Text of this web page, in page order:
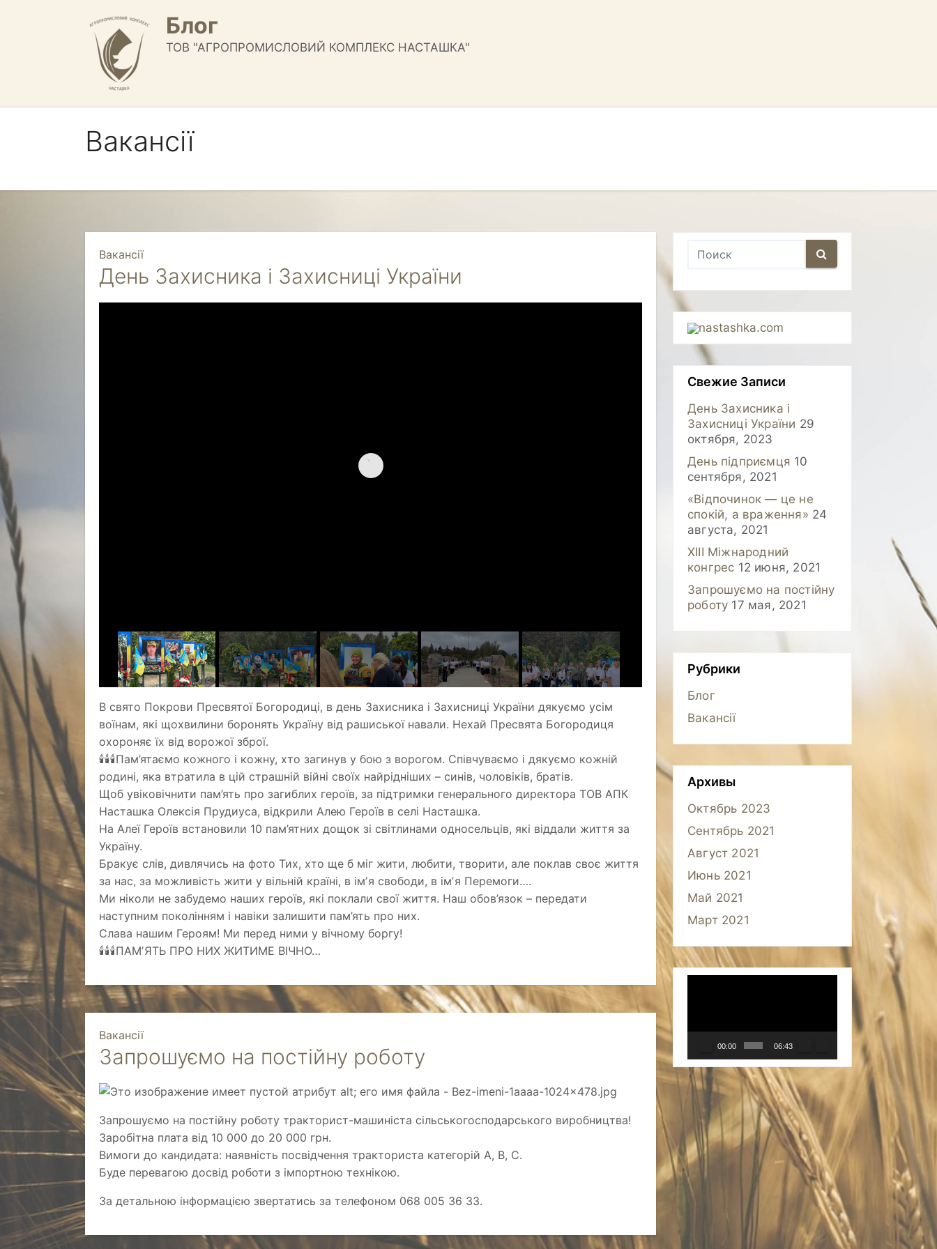
Блог
ТОВ "АГРОПРОМИСЛОВИЙ КОМПЛЕКС НАСТАШКА"
Вакансії
Вакансії
День Захисника і Захисниці України
В свято Покрови Пресвятої Богородиці, в день Захисника і Захисниці України дякуємо усім
воїнам, які щохвилини боронять Україну від рашиської навали. Нехай Пресвята Богородиця
охороняє їх від ворожої зброї.
🕯️🕯️🕯️Пам’ятаємо кожного і кожну, хто загинув у бою з ворогом. Співчуваємо і дякуємо кожній
родині, яка втратила в цій страшній війні своїх найрідніших – синів, чоловіків, братів.
Щоб увіковічнити пам’ять про загиблих героїв, за підтримки генерального директора ТОВ АПК
Насташка Олексія Прудиуса, відкрили Алею Героїв в селі Насташка.
На Алеї Героїв встановили 10 пам’ятних дощок зі світлинами односельців, які віддали життя за
Україну.
Бракує слів, дивлячись на фото Тих, хто ще б міг жити, любити, творити, але поклав своє життя
за нас, за можливість жити у вільній країні, в імʼя свободи, в імʼя Перемоги….
Ми ніколи не забудемо наших героїв, які поклали свої життя. Наш обов’язок – передати
наступним поколінням і навіки залишити пам’ять про них.
Слава нашим Героям! Ми перед ними у вічному боргу!
🕯️🕯️🕯️ПАМʼЯТЬ ПРО НИХ ЖИТИМЕ ВІЧНО…
Вакансії
Запрошуємо на постійну роботу
Запрошуємо на постійну роботу тракторист-машиніста сільськогосподарського виробництва!
Заробітна плата від 10 000 до 20 000 грн.
Вимоги до кандидата: наявність посвідчення тракториста категорій А, В, С.
Буде перевагою досвід роботи з імпортною технікою.
За детальною інформацією звертатись за телефоном 068 005 36 33.
nastashka.com
Свежие Записи
День Захисника і
Захисниці України 29
октября, 2023
День підприємця 10
сентября, 2021
«Відпочинок — це не
спокій, а враження» 24
августа, 2021
XIII Міжнародний
конгрес 12 июня, 2021
Запрошуємо на постійну
роботу 17 мая, 2021
Рубрики
Блог
Вакансії
Архивы
Октябрь 2023
Сентябрь 2021
Август 2021
Июнь 2021
Май 2021
Март 2021
00:00 06:43